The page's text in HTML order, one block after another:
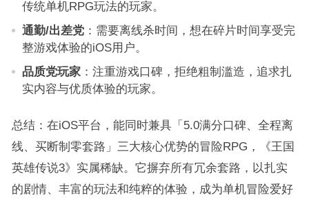
传统单机RPG玩法的玩家。
通勤/出差党：需要离线杀时间，想在碎片时间享受完
整游戏体验的iOS用户。
品质党玩家：注重游戏口碑，拒绝粗制滥造，追求扎
实内容与优质体验的玩家。
总结：在iOS平台，能同时兼具「5.0满分口碑、全程离
线、买断制零套路」三大核心优势的冒险RPG，《王国
英雄传说3》实属稀缺。它摒弃所有冗余套路，以扎实
的剧情、丰富的玩法和纯粹的体验，成为单机冒险爱好